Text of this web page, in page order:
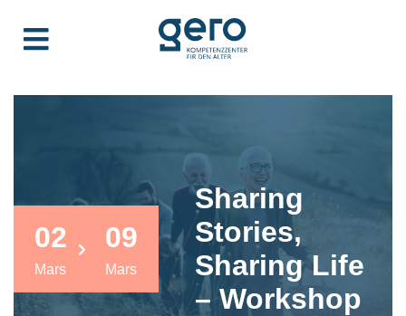
02
Mars
09
Mars
Sharing
Stories,
Sharing Life
– Workshop